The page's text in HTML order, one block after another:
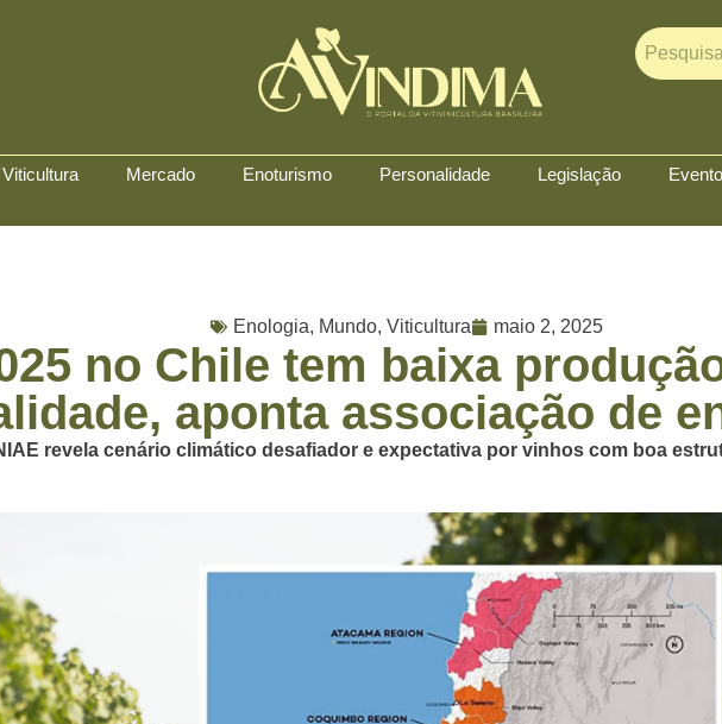
Viticultura Mercado Enoturismo Personalidade Legislação
Enologia, Mundo, Viticultura maio 2, 2025
no Chile tem baixa
aponta associação de
revela cenário climático desafiador e expectativa por vinhos com boa